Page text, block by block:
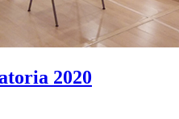
2020